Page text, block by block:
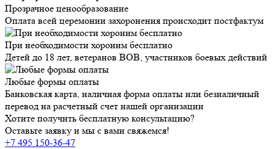
Прозрачное ценообразование
Оплата всей церемонии захоронения происходит постфактум
При необходимости хороним бесплатно
Детей до 18 лет, ветеранов ВОВ, участников боевых действий
Любые формы оплаты
Банковская карта, наличная форма оплаты или безналичный
перевод на расчетный счет нашей организации
Хотите получить бесплатную консультацию?
Оставьте заявку и мы с вами свяжемся!
+7 495 150-36-47